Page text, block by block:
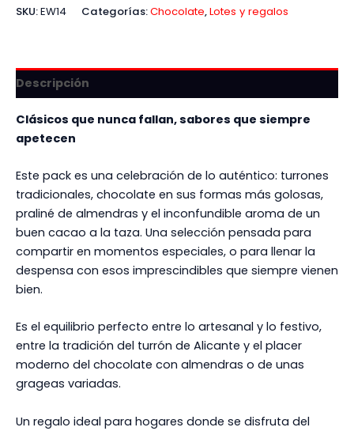
SKU:EW14 Categorías:Chocolate,Lotes y regalos
Descripción
Clásicos que nunca fallan, sabores que siempre
apetecen
Este pack es una celebración de lo auténtico: turrones
tradicionales, chocolate en sus formas más golosas,
praliné de almendras y el inconfundible aroma de un
buen cacao a la taza. Una selección pensada para
compartir en momentos especiales, o para llenar la
despensa con esos imprescindibles que siempre vienen
bien.
Es el equilibrio perfecto entre lo artesanal y lo festivo,
entre la tradición del turrón de Alicante y el placer
moderno del chocolate con almendras o de unas
grageas variadas.
Un regalo ideal para hogares donde se disfruta del